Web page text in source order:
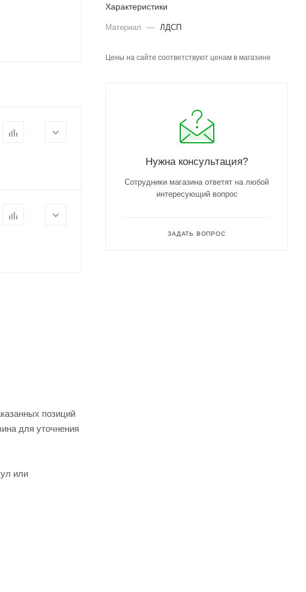
позиций
для уточнения
или
Характеристики
Материал — ЛДСП
Цены на сайте соответствуют ценам в магазине
Нужна консультация?
Сотрудники магазина ответят на любой
интересующий вопрос
ЗАДАТЬ ВОПРОС